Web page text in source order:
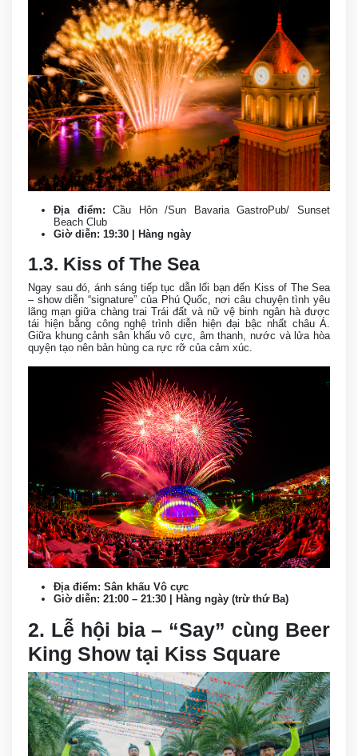
Địa điểm:Cầu Hôn /Sun Bavaria GastroPub/ Sunset
Beach Club
Giờ diễn: 19:30 | Hàng ngày
1.3. Kiss of The Sea
Ngay sau đó, ánh sáng tiếp tục dẫn lối bạn đến Kiss of The Sea
– show diễn “signature” của Phú Quốc, nơi câu chuyện tình yêu
lãng mạn giữa chàng trai Trái đất và nữ vệ binh ngân hà được
tái hiện bằng công nghệ trình diễn hiện đại bậc nhất châu Á.
Giữa khung cảnh sân khấu vô cực, âm thanh, nước và lửa hòa
quyện tạo nên bản hùng ca rực rỡ của cảm xúc.
Địa điểm: Sân khấu Vô cực
Giờ diễn: 21:00 – 21:30 | Hàng ngày (trừ thứ Ba)
2. Lễ hội bia – “Say” cùng Beer
King Show tại Kiss Square